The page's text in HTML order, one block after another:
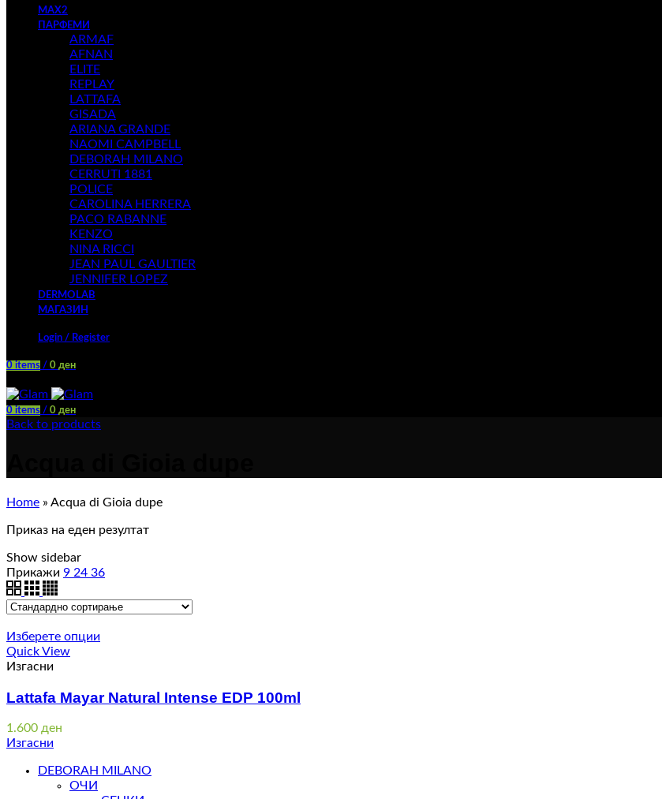
MAX2
ПАРФЕМИ
ARMAF
AFNAN
ELITE
REPLAY
LATTAFA
GISADA
ARIANA GRANDE
NAOMI CAMPBELL
DEBORAH MILANO
CERRUTI 1881
POLICE
CAROLINA HERRERA
PACO RABANNE
KENZO
NINA RICCI
JEAN PAUL GAULTIER
JENNIFER LOPEZ
DERMOLAB
МАГАЗИН
Login / Register
0 items / 0 ден
0 items / 0 ден
Back to products
Home » Acqua di Gioia dupe
Приказ на еден резултат
Show sidebar
Прикажи 9 24 36
Изберете опции
Quick View
Изгасни
Lattafa Mayar Natural Intense EDP 100ml
1.600 ден
Изгасни
DEBORAH MILANO
ОЧИ